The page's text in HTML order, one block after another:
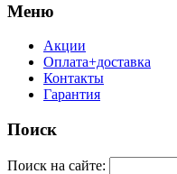
Меню
Акции
Оплата+доставка
Контакты
Гарантия
Поиск
Поиск на сайте: